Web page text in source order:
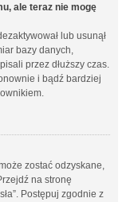
ale teraz nie mogę
lub usunął
bazy danych,
przez dłuższy czas.
i bądź bardziej
zostać odzyskane,
na stronę
Postępuj zgodnie z